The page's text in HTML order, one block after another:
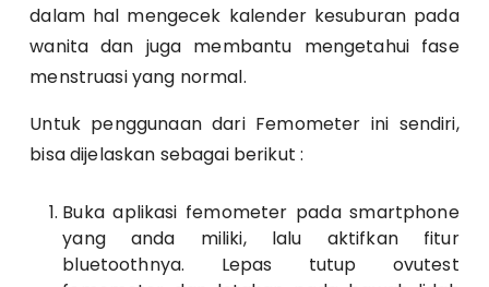
dalam hal mengecek kalender kesuburan pada
wanita dan juga membantu mengetahui fase
menstruasi yang normal.
Untuk penggunaan dari Femometer ini sendiri,
bisa dijelaskan sebagai berikut :
Buka aplikasi femometer pada smartphone
yang anda miliki, lalu aktifkan fitur
bluetoothnya. Lepas tutup ovutest